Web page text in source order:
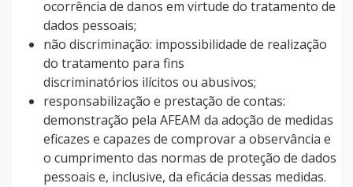
ocorrência de danos em virtude do tratamento de
dados pessoais;
não discriminação: impossibilidade de realização
do tratamento para fins
discriminatórios ilícitos ou abusivos;
responsabilização e prestação de contas:
demonstração pela AFEAM da adoção de medidas
eficazes e capazes de comprovar a observância e
o cumprimento das normas de proteção de dados
pessoais e, inclusive, da eficácia dessas medidas.